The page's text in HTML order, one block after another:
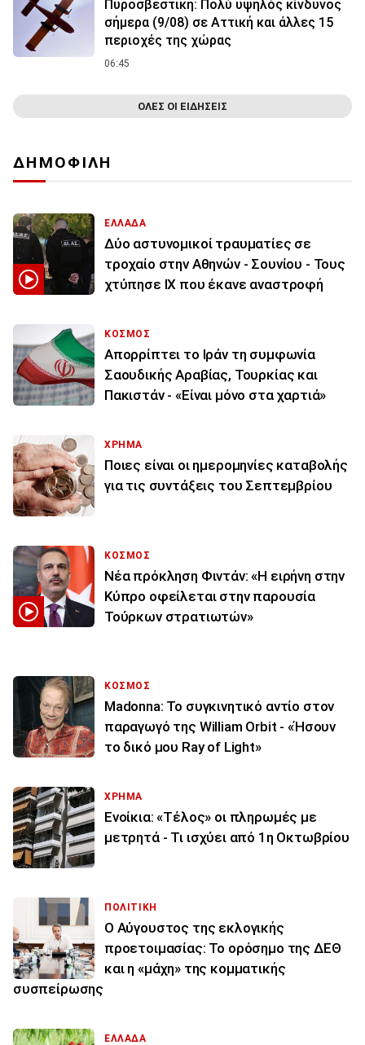
Πυροσβεστική: Πολύ υψηλός κίνδυνος
σήμερα (9/08) σε Αττική και άλλες 15
περιοχές της χώρας
06:45
ΟΛΕΣ ΟΙ ΕΙΔΗΣΕΙΣ
ΔΗΜΟΦΙΛΗ
ΕΛΛΑΔΑ
Δύο αστυνομικοί τραυματίες σε
τροχαίο στην Αθηνών - Σουνίου - Τους
χτύπησε ΙΧ που έκανε αναστροφή
ΚΟΣΜΟΣ
Απορρίπτει το Ιράν τη συμφωνία
Σαουδικής Αραβίας, Τουρκίας και
Πακιστάν - «Είναι μόνο στα χαρτιά»
ΧΡΗΜΑ
Ποιες είναι οι ημερομηνίες καταβολής
για τις συντάξεις του Σεπτεμβρίου
ΚΟΣΜΟΣ
Νέα πρόκληση Φιντάν: «Η ειρήνη στην
Κύπρο οφείλεται στην παρουσία
Τούρκων στρατιωτών»
ΚΟΣΜΟΣ
Madonna: Το συγκινητικό αντίο στον
παραγωγό της William Orbit - «Ήσουν
το δικό μου Ray of Light»
ΧΡΗΜΑ
Ενοίκια: «Τέλος» οι πληρωμές με
μετρητά - Τι ισχύει από 1η Οκτωβρίου
ΠΟΛΙΤΙΚΗ
Ο Αύγουστος της εκλογικής
προετοιμασίας: Το ορόσημο της ΔΕΘ
και η «μάχη» της κομματικής
συσπείρωσης
ΕΛΛΑΔΑ